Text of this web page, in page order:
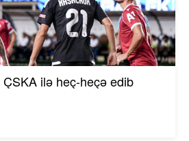
ÇSKA ilə heç-heçə edib